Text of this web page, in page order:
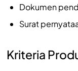
Dokumen
Surat
Kriteria